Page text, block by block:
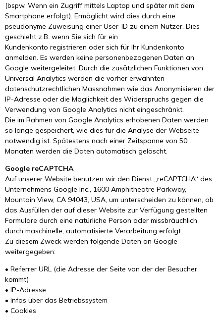
(bspw. Wenn ein Zugriff mittels Laptop und später mit dem
Smartphone erfolgt). Ermöglicht wird dies durch eine
pseudonyme Zuweisung einer User-ID zu einem Nutzer. Dies
geschieht z.B. wenn Sie sich für ein
Kundenkonto registrieren oder sich für Ihr Kundenkonto
anmelden. Es werden keine personenbezogenen Daten an
Google weitergeleitet. Durch die zusätzlichen Funktionen von
Universal Analytics werden die vorher erwähnten
datenschutzrechtlichen Massnahmen wie das Anonymisieren der
IP-Adresse oder die Möglichkeit des Widerspruchs gegen die
Verwendung von Google Analytics nicht eingeschränkt.
Die im Rahmen von Google Analytics erhobenen Daten werden
so lange gespeichert, wie dies für die Analyse der Webseite
notwendig ist. Spätestens nach einer Zeitspanne von 50
Monaten werden die Daten automatisch gelöscht.
Google reCAPTCHA
Auf unserer Website benutzen wir den Dienst „reCAPTCHA“ des
Unternehmens Google Inc., 1600 Amphitheatre Parkway,
Mountain View, CA 94043, USA, um unterscheiden zu können, ob
das Ausfüllen der auf dieser Website zur Verfügung gestellten
Formulare durch eine natürliche Person oder missbräuchlich
durch maschinelle, automatisierte Verarbeitung erfolgt.
Zu diesem Zweck werden folgende Daten an Google
weitergegeben:
• Referrer URL (die Adresse der Seite von der der Besucher
kommt)
• IP-Adresse
• Infos über das Betriebssystem
• Cookies